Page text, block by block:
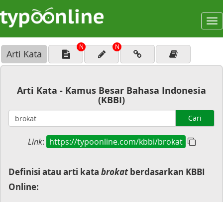
Arti Kata
N N
Arti Kata - Kamus Besar Bahasa Indonesia
(KBBI)
Cari
Link: https://typoonline.com/kbbi/brokat
Definisi atau arti kata brokatberdasarkan KBBI
Online: